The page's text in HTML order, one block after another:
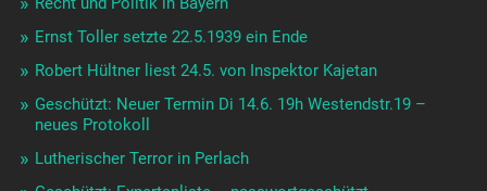
Ernst Toller setzte 22.5.1939 ein Ende
Robert Hültner liest 24.5. von Inspektor Kajetan
Geschützt: Neuer Termin Di 14.6. 19h Westendstr.19 –
neues Protokoll
Lutherischer Terror in Perlach